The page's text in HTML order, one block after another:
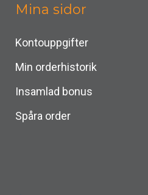
Mina sidor
Kontouppgifter
Min orderhistorik
Insamlad bonus
Spåra order